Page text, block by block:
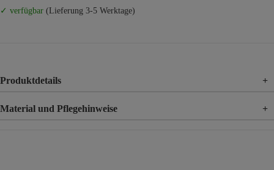
✓ verfügbar (Lieferung 3-5 Werktage)
Produktdetails +
Material und Pflegehinweise +